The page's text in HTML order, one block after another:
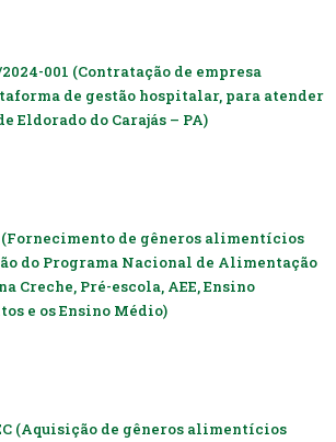
2024-001 (Contratação de empresa
de gestão hospitalar, para atender
Eldorado do Carajás – PA)
(Fornecimento de gêneros alimentícios
do Programa Nacional de Alimentação
Creche, Pré-escola, AEE, Ensino
e os Ensino Médio)
(Aquisição de gêneros alimentícios